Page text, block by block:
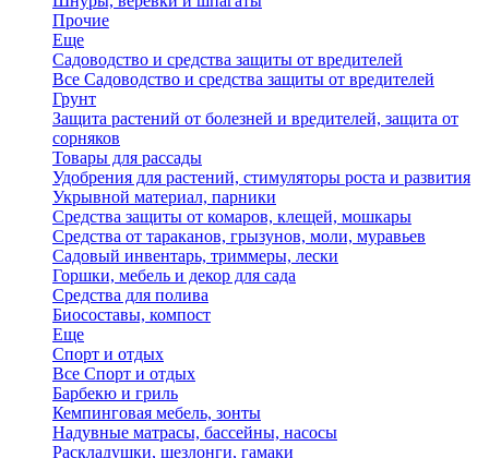
Прочие
Еще
Садоводство и средства защиты от вредителей
Все Садоводство и средства защиты от вредителей
Грунт
Защита растений от болезней и вредителей, защита от
сорняков
Товары для рассады
Удобрения для растений, стимуляторы роста и развития
Укрывной материал, парники
Средства защиты от комаров, клещей, мошкары
Средства от тараканов, грызунов, моли, муравьев
Садовый инвентарь, триммеры, лески
Горшки, мебель и декор для сада
Средства для полива
Биосоставы, компост
Еще
Спорт и отдых
Все Спорт и отдых
Барбекю и гриль
Кемпинговая мебель, зонты
Надувные матрасы, бассейны, насосы
Раскладушки, шезлонги, гамаки